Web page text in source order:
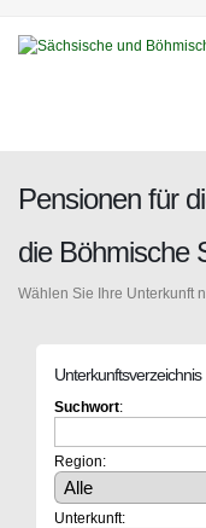
Pensionen für
die Böhmische
Wählen Sie Ihre Unterkunft
Unterkunftsverzeichnis
Suchwort:
Region:
Unterkunft: